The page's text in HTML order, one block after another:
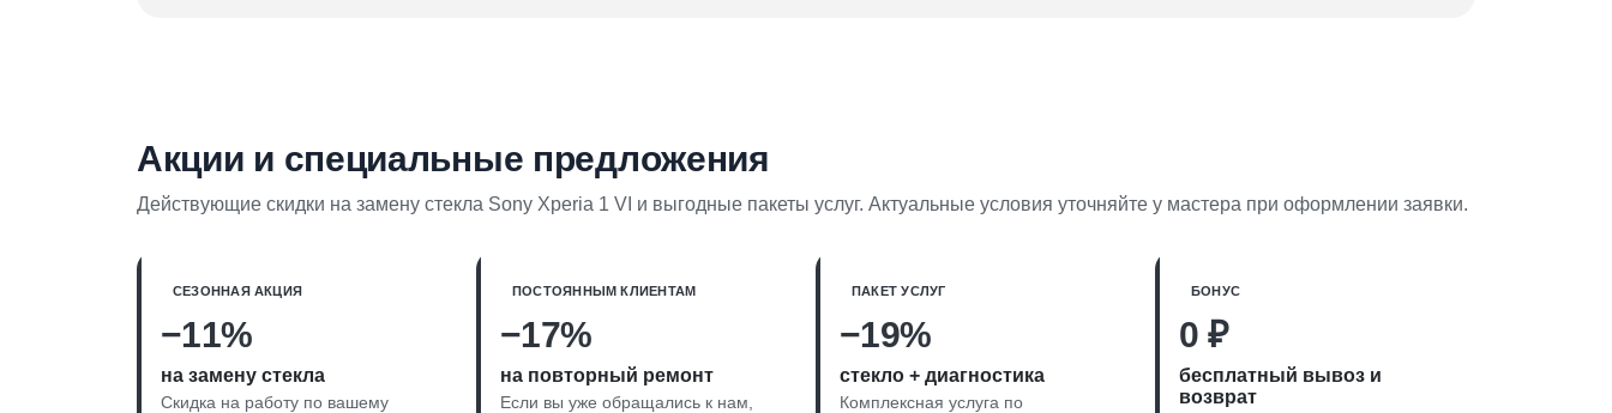
Акции и специальные предложения
Действующие скидки на замену стекла Sony Xperia 1 VI и выгодные пакеты услуг. Актуальные условия уточняйте у мастера при оформлении заявки.
СЕЗОННАЯ АКЦИЯ
−11%
на замену стекла
Скидка на работу по вашему
ПОСТОЯННЫМ КЛИЕНТАМ
−17%
на повторный ремонт
Если вы уже обращались к нам,
ПАКЕТ УСЛУГ
−19%
стекло + диагностика
Комплексная услуга по
БОНУС
0 ₽
бесплатный вывоз и
возврат